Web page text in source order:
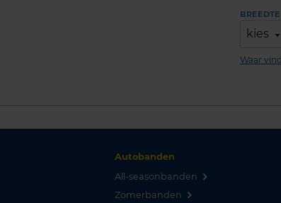
BREEDTE
kies
Waar
Autobanden
All-seasonbanden
Zomerbanden